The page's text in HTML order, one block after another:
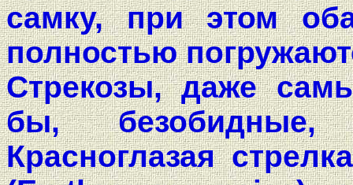
самку, при этом
полностью
Стрекозы, даже
бы, безобидные,
Красноглазая